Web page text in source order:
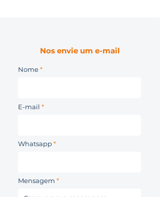
Nos envie um e-mail
Nome
E-mail
Whatsapp
Mensagem